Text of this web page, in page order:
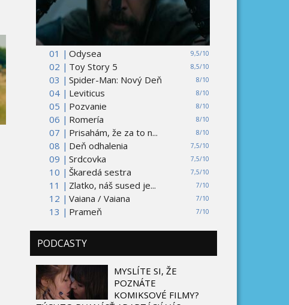
01 | 9,5/10
Odysea
02 |
8,5/10
Toy Story 5
03 |
8/10
Spider-Man: Nový Deň
04 |
8/10
Leviticus
05 |
8/10
Pozvanie
06 |
8/10
Romería
07 |
8/10
Prisahám, že za to n...
08 |
7,5/10
Deň odhalenia
09 |
7,5/10
Srdcovka
10 |
7,5/10
Škaredá sestra
11 |
7/10
Zlatko, náš sused je...
12 |
7/10
Vaiana / Vaiana
13 |
7/10
Prameň
PODCASTY
MYSLÍTE SI, ŽE
POZNÁTE
KOMIKSOVÉ FILMY?